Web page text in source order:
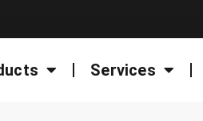
Services